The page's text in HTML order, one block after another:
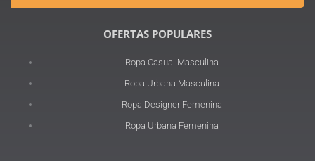
OFERTAS POPULARES
Ropa Casual Masculina
Ropa Urbana Masculina
Ropa Designer Femenina
Ropa Urbana Femenina